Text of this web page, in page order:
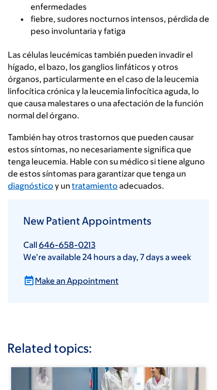
enfermedades
fiebre, sudores nocturnos intensos, pérdida de
peso involuntaria y fatiga
Las células leucémicas también pueden invadir el
hígado, el bazo, los ganglios linfáticos y otros
órganos, particularmente en el caso de la leucemia
linfocítica crónica y la leucemia linfocítica aguda, lo
que causa malestares o una afectación de la función
normal del órgano.
También hay otros trastornos que pueden causar
estos síntomas, no necesariamente significa que
tenga leucemia. Hable con su médico si tiene alguno
de estos síntomas para garantizar que tenga un
diagnóstico y un tratamiento adecuados.
New Patient Appointments
Call 646-658-0213
We’re available 24 hours a day, 7 days a week
Make an Appointment
Related topics: